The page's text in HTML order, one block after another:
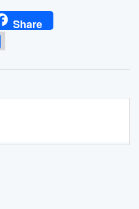
Share
Partager